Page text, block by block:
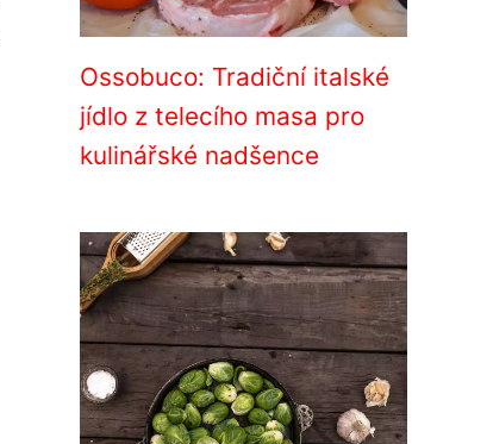
Ossobuco: Tradiční italské
jídlo z telecího masa pro
kulinářské nadšence